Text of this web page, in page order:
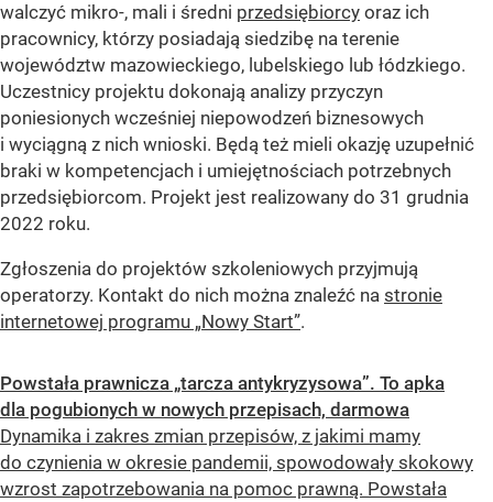
walczyć mikro-, mali i średni przedsiębiorcy oraz ich
pracownicy, którzy posiadają siedzibę na terenie
województw mazowieckiego, lubelskiego lub łódzkiego.
Uczestnicy projektu dokonają analizy przyczyn
poniesionych wcześniej niepowodzeń biznesowych
i wyciągną z nich wnioski. Będą też mieli okazję uzupełnić
braki w kompetencjach i umiejętnościach potrzebnych
przedsiębiorcom. Projekt jest realizowany do 31 grudnia
2022 roku.
Zgłoszenia do projektów szkoleniowych przyjmują
operatorzy. Kontakt do nich można znaleźć na stronie
internetowej programu „Nowy Start”.
Powstała prawnicza „tarcza antykryzysowa”. To apka
dla pogubionych w nowych przepisach, darmowa
Dynamika i zakres zmian przepisów, z jakimi mamy
do czynienia w okresie pandemii, spowodowały skokowy
wzrost zapotrzebowania na pomoc prawną. Powstała